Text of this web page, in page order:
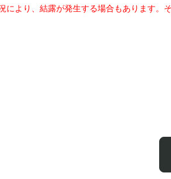
により、結露が発生する場合もあります。